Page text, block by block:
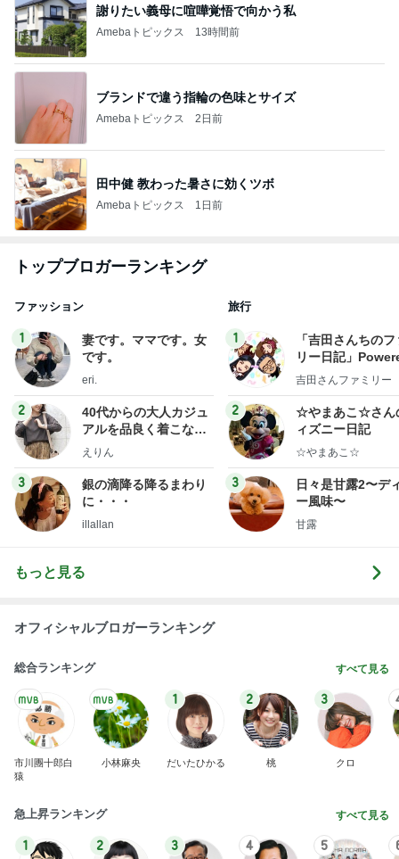
謝りたい義母に喧嘩覚悟で向かう私
Amebaトピックス 13時間前
ブランドで違う指輪の色味とサイズ
Amebaトピックス 2日前
田中健 教わった暑さに効くツボ
Amebaトピックス 1日前
トップブロガーランキング
ファッション
1
妻です。ママです。女
です。
eri.
2
40代からの大人カジュ
アルを品良く着こなす
ファッションブログ
えりん
3
銀の滴降る降るまわり
に・・・
illallan
旅行
1
「吉田さんちの
リー日記」
y Ameba 吉田さ
ログ
吉田さんファミリー
2
☆やまあこ☆さん
ィズニー日記
☆やまあこ☆
3
日々是甘露2〜デ
ー風味〜
甘露
もっと見る
オフィシャルブロガーランキング
総合ランキング すべて見る
市川團十郎白
猿
小林麻央
1
だいたひかる
2
桃
3
クロ
急上昇ランキング すべて見る
1 2 3 4 5